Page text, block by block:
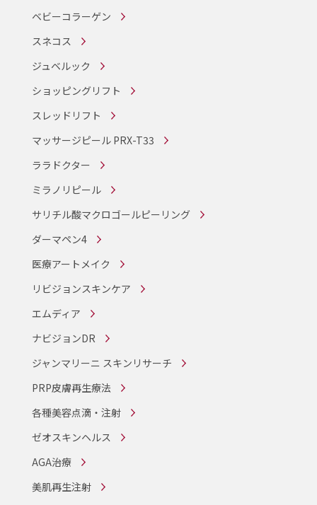
ベビーコラーゲン
スネコス
ジュベルック
ショッピングリフト
スレッドリフト
マッサージピール PRX-T33
ララドクター
ミラノリピール
サリチル酸マクロゴールピーリング
ダーマペン4
医療アートメイク
リビジョンスキンケア
エムディア
ナビジョンDR
ジャンマリーニ スキンリサーチ
PRP皮膚再生療法
各種美容点滴・注射
ゼオスキンヘルス
AGA治療
美肌再生注射